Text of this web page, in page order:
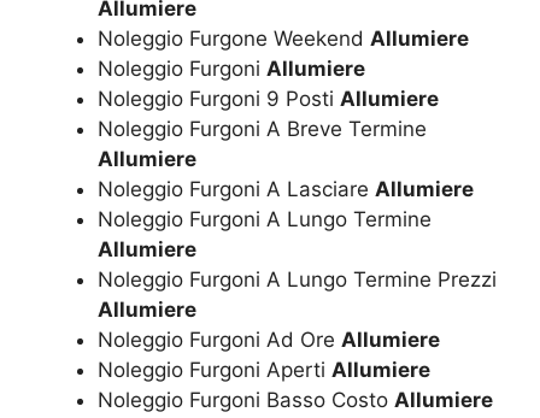
Allumiere
Noleggio Furgone Weekend Allumiere
Noleggio Furgoni Allumiere
Noleggio Furgoni 9 Posti Allumiere
Noleggio Furgoni A Breve Termine
Allumiere
Noleggio Furgoni A Lasciare Allumiere
Noleggio Furgoni A Lungo Termine
Allumiere
Noleggio Furgoni A Lungo Termine Prezzi
Allumiere
Noleggio Furgoni Ad Ore Allumiere
Noleggio Furgoni Aperti Allumiere
Noleggio Furgoni Basso Costo Allumiere